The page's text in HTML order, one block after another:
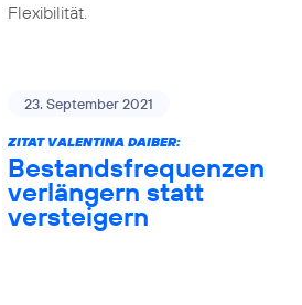
Flexibilität.
23. September 2021
ZITAT VALENTINA DAIBER:
Bestandsfrequenzen
verlängern statt
versteigern